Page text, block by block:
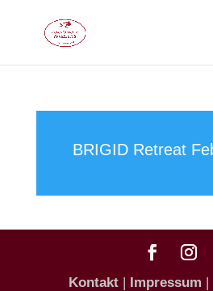
BRIGID Retreat
Kontakt| Impressum |